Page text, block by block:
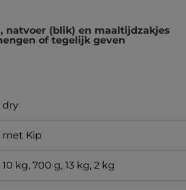
natvoer (blik) en maaltijdzakjes
of tegelijk geven
dry
met Kip
10 kg, 700 g, 13 kg, 2 kg